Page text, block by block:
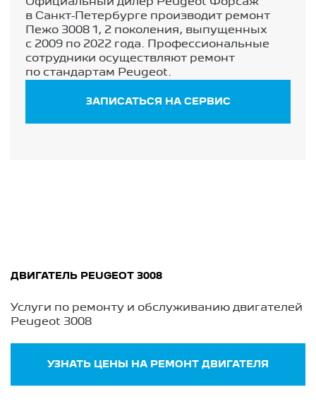
в Санкт-Петербурге производит ремонт
Пежо 3008 1, 2 поколения, выпущенных
с 2009 по 2022 года. Профессиональные
сотрудники осуществляют ремонт
по стандартам Peugeot.
ЗАПИСАТЬСЯ НА СЕРВИС
ДВИГАТЕЛЬ PEUGEOT 3008
Услуги по ремонту и обслуживанию двигателей
Peugeot 3008
УЗНАТЬ ЦЕНЫ НА РЕМОНТ ДВИГАТЕЛЯ